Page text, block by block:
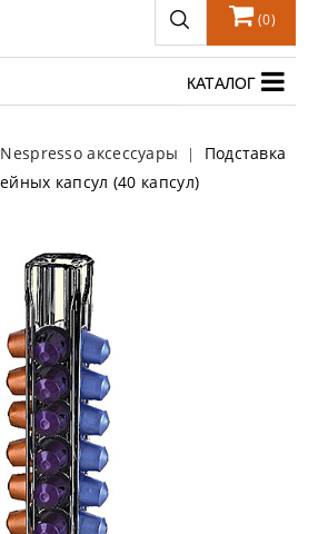
(0)
КАТАЛОГ
Nespresso аксессуары
Подставка
капсул (40 капсул)